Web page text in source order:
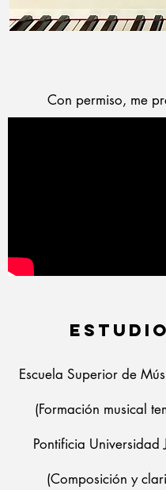
Con permiso, me
Escuela Superior de
(Formación musical
Pontificia Universidad
(Composición y